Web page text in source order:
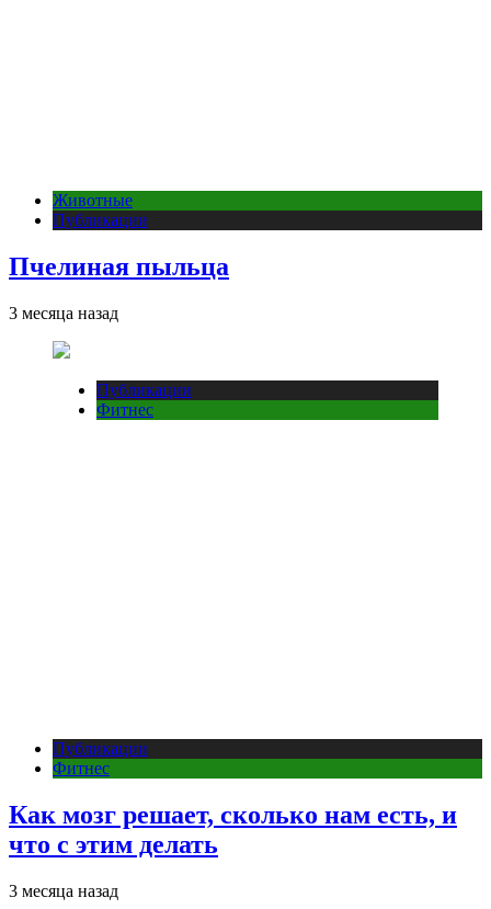
Животные
Публикации
Пчелиная пыльца
3 месяца назад
Публикации
Фитнес
Публикации
Фитнес
Как мозг решает, сколько нам есть, и
что с этим делать
3 месяца назад